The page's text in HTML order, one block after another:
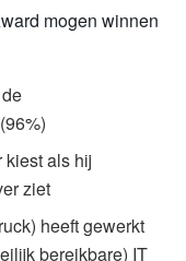
mogen winnen
kiest als hij
ziet
heeft gewerkt
bereikbare) IT